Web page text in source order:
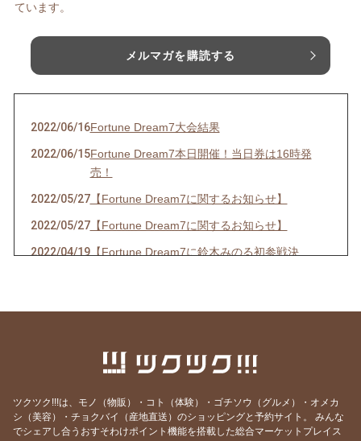
ています。
メルマガを購読する
2022/06/16Fortune Dream7大会結果
2022/06/15Fortune Dream7本日開催！当日券は16時発
売！
2022/05/27【Fortune Dream7に関するお知らせ】
2022/05/27【Fortune Dream7に関するお知らせ】
2022/04/19【Fortune Dream7に鈴木みのる初参戦決
【出演情報】
【イベント開催のお知らせ】
2021/06/23【お知らせ】
2021/06/13【出演,掲載情報】
ツクツク!!!は、モノ（物販）・コト（体験）・ゴチソウ（グルメ）・オメカ
シ（美容）・チョクバイ（産地直送）のショッピングと予約サイト。
みんな
でシェアし合うおすそわけポイント機能を搭載した総合マーケットプレイス